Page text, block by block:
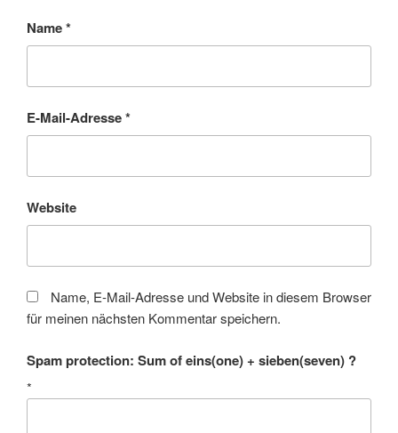
Name*
E-Mail-Adresse*
Website
Name, E-Mail-Adresse und Website in diesem Browser
für meinen nächsten Kommentar speichern.
Spam protection: Sum of eins(one) + sieben(seven) ?
*